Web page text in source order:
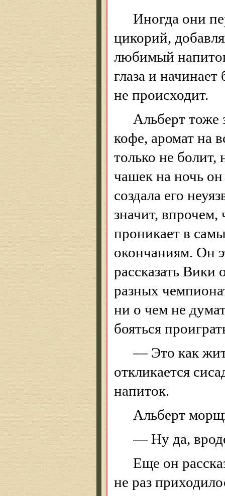
Иногда они
цикорий,
любимый
глаза и начинает
не происходит.
Альберт тоже
кофе, аромат на
только не болит,
чашек на ночь
создала его
значит, впрочем,
проникает в
окончаниям. Он
рассказать Вики
разных
ни о чем не
бояться
— Это как
откликается
напиток.
Альберт
— Ну да,
Еще он
не раз